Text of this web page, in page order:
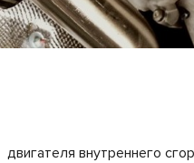
двигателя внутреннего